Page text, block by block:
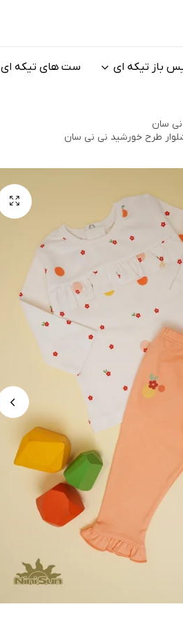
باز تیکه ای ست های تیکه ای
سان
طرح خورشید نی نی سان